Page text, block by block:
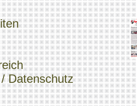
Datenschutz